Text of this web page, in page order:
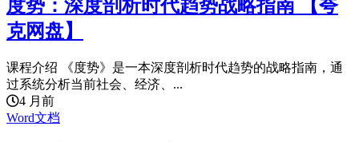
度势：深度剖析时代趋势战略指南 【夸
克网盘】
课程介绍 《度势》是一本深度剖析时代趋势的战略指南，通
过系统分析当前社会、经济、...
4 月前
Word文档